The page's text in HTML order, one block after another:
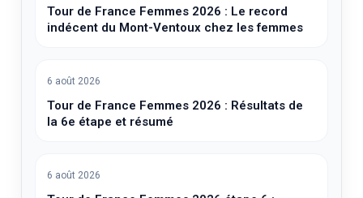
Tour de France Femmes 2026 : Le record
indécent du Mont-Ventoux chez les femmes
6 août 2026
Tour de France Femmes 2026 : Résultats de
la 6e étape et résumé
6 août 2026